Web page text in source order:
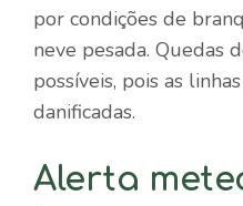
por condições de
neve pesada. Quedas
possíveis, pois as
danificadas.
Alerta